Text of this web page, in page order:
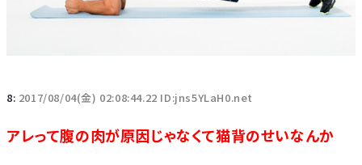
8: 2017/08/04(金) 02:08:44.22 ID:jns5YLaH0.net
アレって腹の肉が原因じゃなくて猫背のせいなんか